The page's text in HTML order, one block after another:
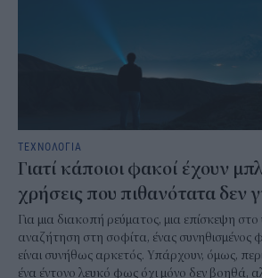
ΤΕΧΝΟΛΟΓΙΑ
Γιατί κάποιοι φακοί έχουν
χρήσεις που πιθανότατα δεν
Για μια διακοπή ρεύματος, μια επίσκεψη στο
αναζήτηση στη σοφίτα, ένας συνηθισμένος
είναι συνήθως αρκετός. Υπάρχουν, όμως,
ένα έντονο λευκό φως όχι μόνο δεν βοηθά,